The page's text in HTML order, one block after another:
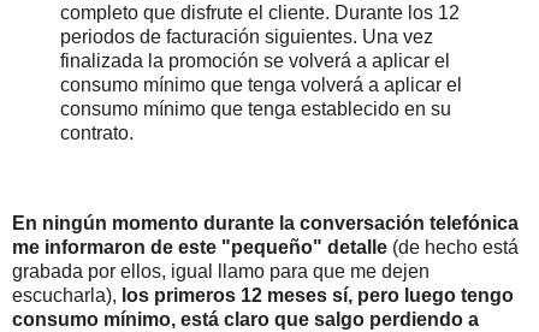
completo que disfrute el cliente. Durante los 12
periodos de facturación siguientes. Una vez
finalizada la promoción se volverá a aplicar el
consumo mínimo que tenga volverá a aplicar el
consumo mínimo que tenga establecido en su
contrato.
En ningún momento durante la conversación telefónica
me informaron de este "pequeño" detalle (de hecho está
grabada por ellos, igual llamo para que me dejen
escucharla), los primeros 12 meses sí, pero luego tengo
consumo mínimo, está claro que salgo perdiendo a